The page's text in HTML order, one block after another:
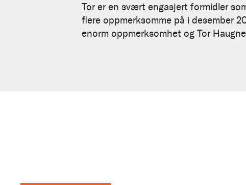
Tor er en svært engasjert formidler
flere oppmerksomme på i desember
enorm oppmerksomhet og Tor